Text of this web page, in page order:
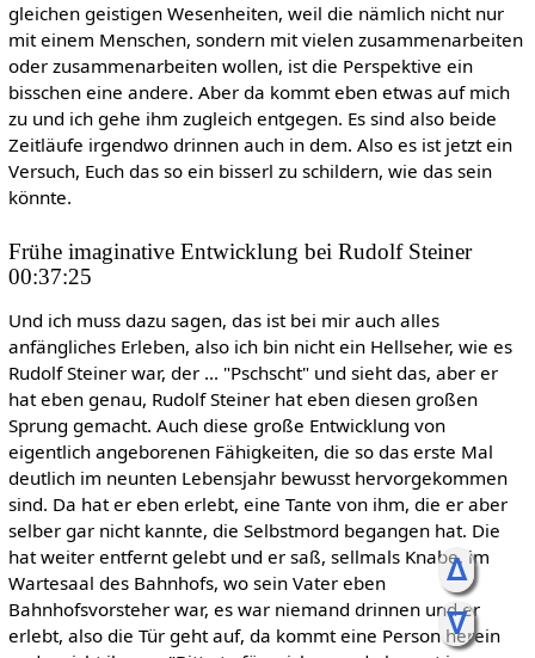
ᐃ
ᐁ
gleichen geistigen Wesenheiten, weil die nämlich nicht nur
mit einem Menschen, sondern mit vielen zusammenarbeiten
oder zusammenarbeiten wollen, ist die Perspektive ein
bisschen eine andere. Aber da kommt eben etwas auf mich
zu und ich gehe ihm zugleich entgegen. Es sind also beide
Zeitläufe irgendwo drinnen auch in dem. Also es ist jetzt ein
Versuch, Euch das so ein bisserl zu schildern, wie das sein
könnte.
Frühe imaginative Entwicklung bei Rudolf Steiner
00:37:25
Und ich muss dazu sagen, das ist bei mir auch alles
anfängliches Erleben, also ich bin nicht ein Hellseher, wie es
Rudolf Steiner war, der ... "Pschscht" und sieht das, aber er
hat eben genau, Rudolf Steiner hat eben diesen großen
Sprung gemacht. Auch diese große Entwicklung von
eigentlich angeborenen Fähigkeiten, die so das erste Mal
deutlich im neunten Lebensjahr bewusst hervorgekommen
sind. Da hat er eben erlebt, eine Tante von ihm, die er aber
selber gar nicht kannte, die Selbstmord begangen hat. Die
hat weiter entfernt gelebt und er saß, sellmals Knabe, im
Wartesaal des Bahnhofs, wo sein Vater eben
Bahnhofsvorsteher war, es war niemand drinnen und er
erlebt, also die Tür geht auf, da kommt eine Person herein